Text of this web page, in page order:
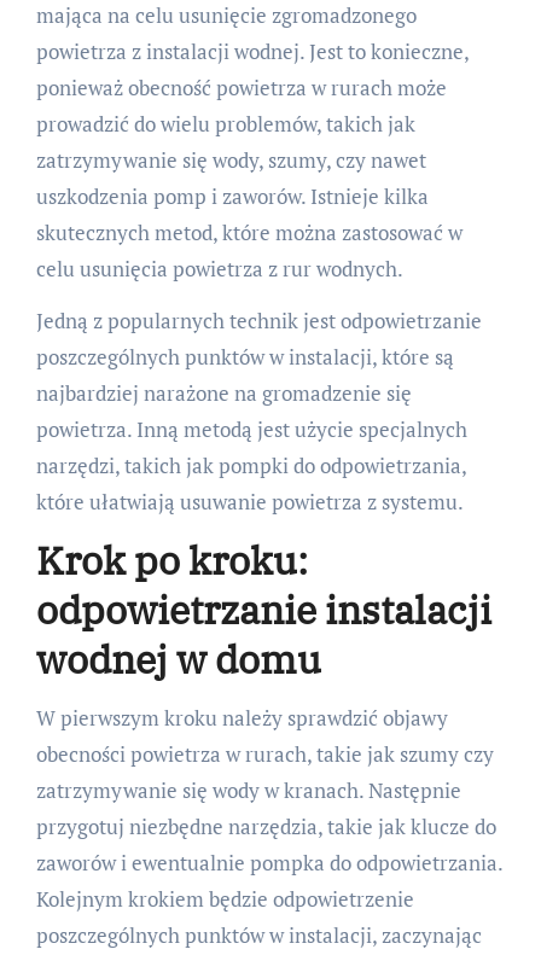
mająca na celu usunięcie zgromadzonego
powietrza z instalacji wodnej. Jest to konieczne,
ponieważ obecność powietrza w rurach może
prowadzić do wielu problemów, takich jak
zatrzymywanie się wody, szumy, czy nawet
uszkodzenia pomp i zaworów. Istnieje kilka
skutecznych metod, które można zastosować w
celu usunięcia powietrza z rur wodnych.
Jedną z popularnych technik jest odpowietrzanie
poszczególnych punktów w instalacji, które są
najbardziej narażone na gromadzenie się
powietrza. Inną metodą jest użycie specjalnych
narzędzi, takich jak pompki do odpowietrzania,
które ułatwiają usuwanie powietrza z systemu.
Krok po kroku:
odpowietrzanie instalacji
wodnej w domu
W pierwszym kroku należy sprawdzić objawy
obecności powietrza w rurach, takie jak szumy czy
zatrzymywanie się wody w kranach. Następnie
przygotuj niezbędne narzędzia, takie jak klucze do
zaworów i ewentualnie pompka do odpowietrzania.
Kolejnym krokiem będzie odpowietrzenie
poszczególnych punktów w instalacji, zaczynając